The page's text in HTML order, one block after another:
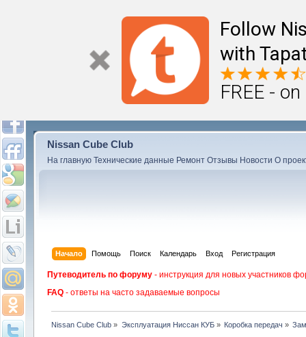
Follow
with
FREE -
Nissan Cube Club
На главную Технические данные Ремонт Отзывы Новости О
Начало Помощь Поиск Календарь Вход Регистрация
Путеводитель по форуму - инструкция для новых участников
FAQ - ответы на часто задаваемые вопросы
Nissan Cube Club » Эксплуатация Ниссан КУБ» Коробка передач »